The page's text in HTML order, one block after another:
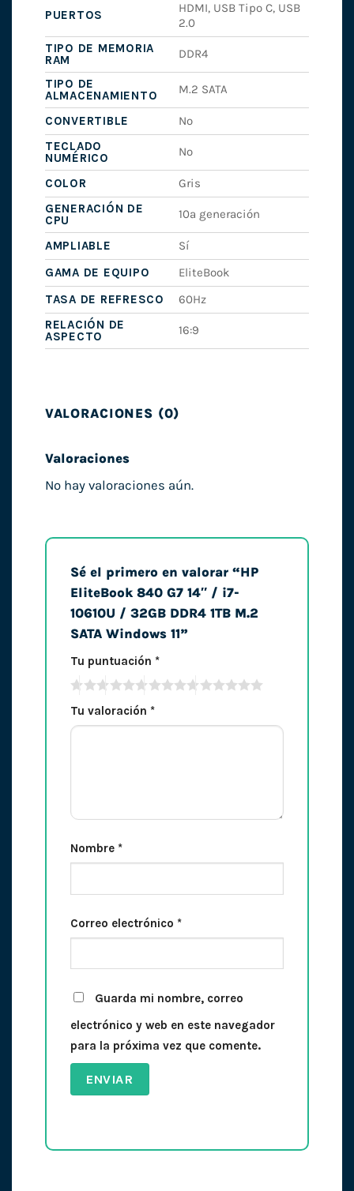
PUERTOS
HDMI, USB Tipo C, USB
2.0
TIPO DE MEMORIA
RAM
DDR4
TIPO DE
ALMACENAMIENTO
M.2 SATA
CONVERTIBLE
No
TECLADO
NUMÉRICO
No
COLOR
Gris
GENERACIÓN DE
CPU
10ª generación
AMPLIABLE
Sí
GAMA DE EQUIPO
EliteBook
TASA DE REFRESCO
60Hz
RELACIÓN DE
ASPECTO
16:9
VALORACIONES (0)
Valoraciones
No hay valoraciones aún.
Sé el primero en valorar “HP
EliteBook 840 G7 14″ / i7-
10610U / 32GB DDR4 1TB M.2
SATA Windows 11”
Tu puntuación *
Tu valoración *
Nombre *
Correo electrónico *
Guarda mi nombre, correo
electrónico y web en este navegador
para la próxima vez que comente.